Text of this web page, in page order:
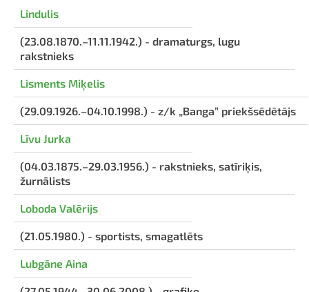
Lindulis
(23.08.1870.–11.11.1942.) - dramaturgs, lugu
rakstnieks
Lisments Miķelis
(29.09.1926.–04.10.1998.) - z/k „Banga” priekšsēdētājs
Līvu Jurka
(04.03.1875.–29.03.1956.) - rakstnieks, satīriķis,
žurnālists
Loboda Valērijs
(21.05.1980.) - sportists, smagatlēts
Lubgāne Aina